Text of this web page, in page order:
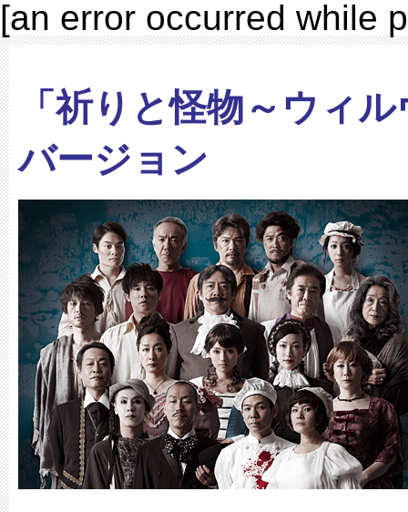
[an error occurred while
「祈りと怪物～ウィ
バージョン